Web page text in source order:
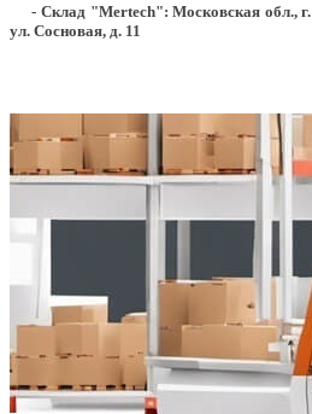
- Склад "Mertech": Московская обл.,
ул. Сосновая, д. 11